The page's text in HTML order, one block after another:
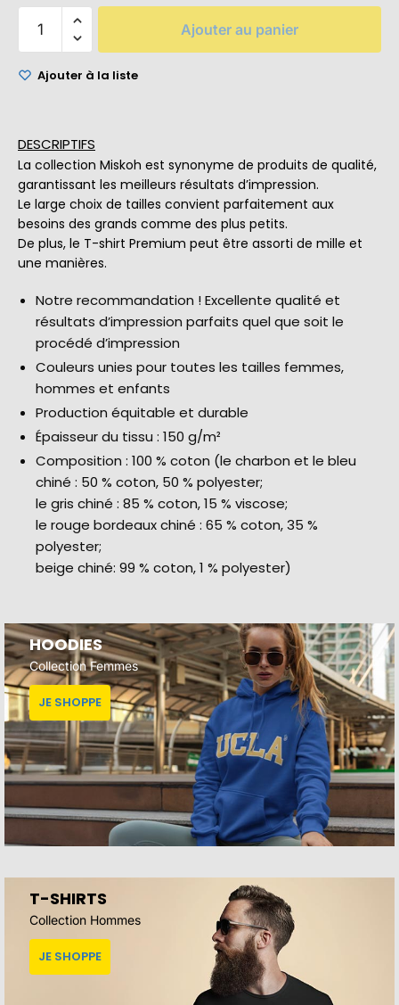
Ajouter au panier
Ajouter à la liste
DESCRIPTIFS
La collection Miskoh est synonyme de produits de qualité,
garantissant les meilleurs résultats d’impression.
Le large choix de tailles convient parfaitement aux
besoins des grands comme des plus petits.
De plus, le T-shirt Premium peut être assorti de mille et
une manières.
Notre recommandation ! Excellente qualité et
résultats d’impression parfaits quel que soit le
procédé d’impression
Couleurs unies pour toutes les tailles femmes,
hommes et enfants
Production équitable et durable
Épaisseur du tissu : 150 g/m²
Composition : 100 % coton (le charbon et le bleu
chiné : 50 % coton, 50 % polyester;
le gris chiné : 85 % coton, 15 % viscose;
le rouge bordeaux chiné : 65 % coton, 35 %
polyester;
beige chiné: 99 % coton, 1 % polyester)
HOODIES
Collection Femmes
JE SHOPPE
T-SHIRTS
Collection Hommes
JE SHOPPE